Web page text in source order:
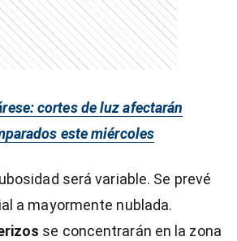
cortes de luz afectarán
este miércoles
será variable. Se prevé
a mayormente nublada.
se concentrarán en la zona